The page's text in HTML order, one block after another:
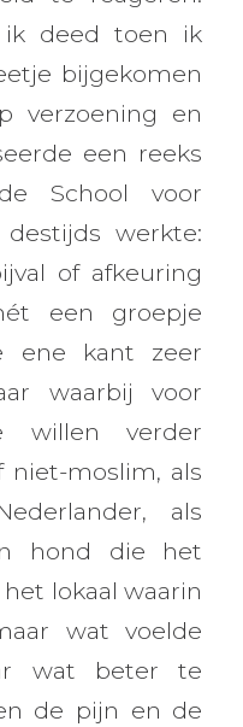
deed toen ik
bijgekomen
verzoening en
een reeks
School voor
werkte:
of afkeuring
een groepje
ene kant zeer
waarbij voor
willen verder
niet-moslim, als
als
hond die het
lokaal waarin
wat voelde
wat beter te
de pijn en de